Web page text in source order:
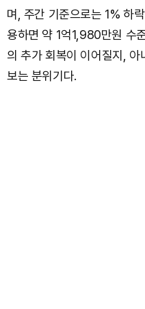
며, 주간 기준으로는 1% 하
용하면 약 1억1,980만원 수
의 추가 회복이 이어질지, 아
보는 분위기다.